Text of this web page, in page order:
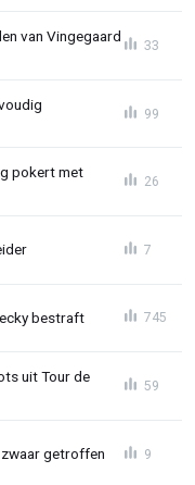
van Vingegaard
33
99
pokert met
26
7
bestraft 745
uit Tour de
59
getroffen 9